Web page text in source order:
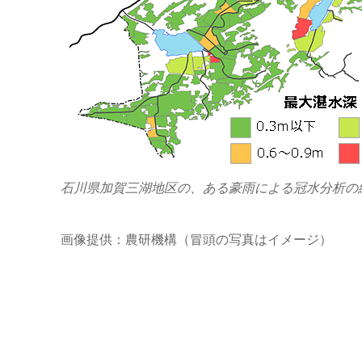
石川県加賀三湖地区の、ある豪雨による冠水分析の
画像提供：農研機構（冒頭の写真はイメージ）